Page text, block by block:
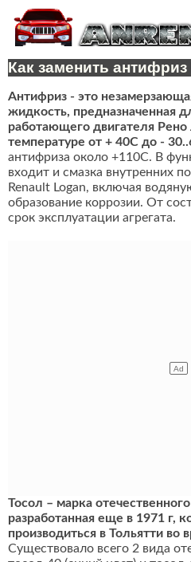
Как заменить
Антифриз - это
жидкость, предназначенная
работающего двигателя
температуре от + 40C до -
антифриза около +110С. В
входит и смазка внутренних
Renault Logan, включая
образование коррозии. От
срок эксплуатации агрегата.
Тосол – марка
разработанная еще в 1971 г,
производиться в Тольятти во
Существовало всего 2 вида